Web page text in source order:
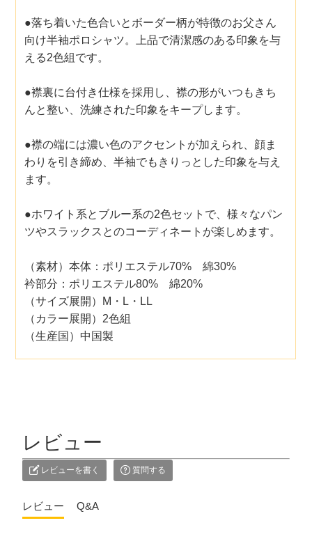
●落ち着いた色合いとボーダー柄が特徴のお父さん
向け半袖ポロシャツ。上品で清潔感のある印象を与
える2色組です。
●襟裏に台付き仕様を採用し、襟の形がいつもきち
んと整い、洗練された印象をキープします。
●襟の端には濃い色のアクセントが加えられ、顔ま
わりを引き締め、半袖でもきりっとした印象を与え
ます。
●ホワイト系とブルー系の2色セットで、様々なパン
ツやスラックスとのコーディネートが楽しめます。
（素材）本体：ポリエステル70% 綿30%
衿部分：ポリエステル80% 綿20%
（サイズ展開）M・L・LL
（カラー展開）2色組
（生産国）中国製
レビュー
レビューを書く 質問する
レビュー Q&A